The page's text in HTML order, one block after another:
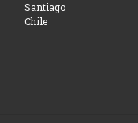
Santiago
Chile